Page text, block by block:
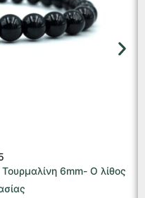
6mm- Ο λίθος